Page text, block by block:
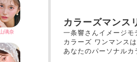
カラーズマンス
一条響さんイメージモ
カラーズ ワンマンスは
あなたのパーソナルカ